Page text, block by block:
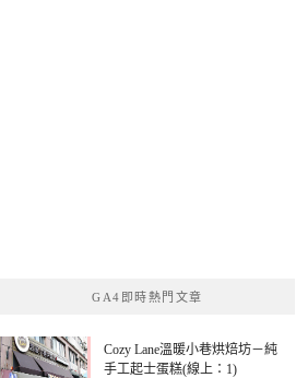
GA4即時熱門文章
Cozy Lane溫暖小巷烘焙坊－純
手工起士蛋糕(線上：1)